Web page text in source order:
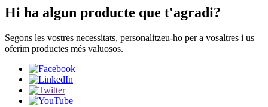
Hi ha algun producte que t'agradi?
Segons les vostres necessitats, personalitzeu-ho per a vosaltres i us
oferim productes més valuosos.